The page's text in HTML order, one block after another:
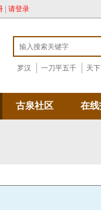
请登录
罗汉 一刀平五千 天
古泉社区 在